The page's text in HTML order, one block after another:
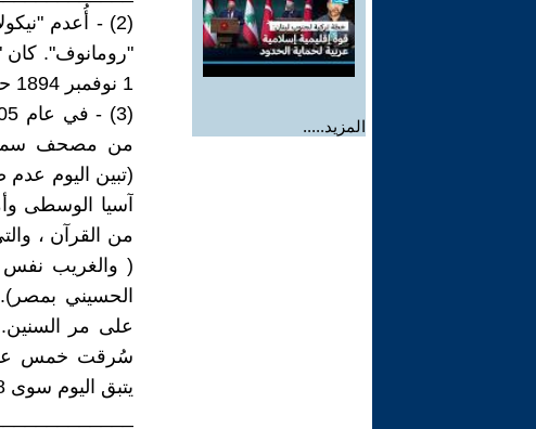
المزيد.....
"رومانوف". كان
1 نوفمبر 1894 حتى تنازله عن العرش في 15 مارس 1917.
من مصحف
(تبين اليوم
آسيا الوسطى
( والغريب نفس
سُرقت خمس
يتبق اليوم سوى 338 ورقة من المخطوطة.